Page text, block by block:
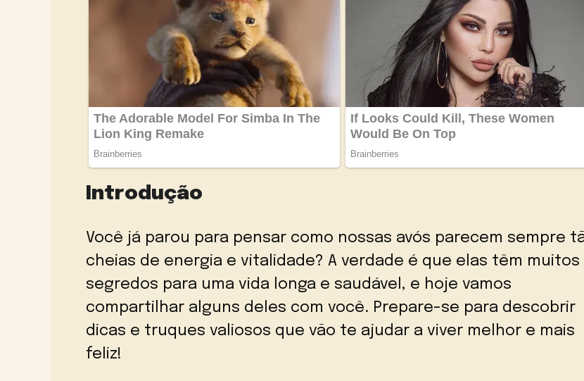
Introdução
Você já parou para pensar como nossas avós parecem sempre
cheias de energia e vitalidade? A verdade é que elas têm muitos
segredos para uma vida longa e saudável, e hoje vamos
compartilhar alguns deles com você. Prepare-se para descobrir
dicas e truques valiosos que vão te ajudar a viver melhor e mais
feliz!